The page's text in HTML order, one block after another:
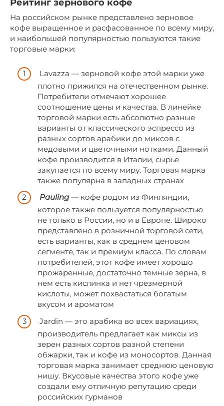
Рейтинг зернового кофе
На российском рынке представлено зерновое
кофе выращенное и расфасованное по всему миру,
и наибольшей популярностью пользуются такие
торговые марки:
Lavazza — зерновой кофе этой марки уже
плотно прижился на отечественном рынке.
Потребители отмечают хорошее
соотношение цены и качества. В линейке
торговой марки есть абсолютно разные
варианты от классического эспрессо из
разных сортов арабики до миксов с
медовыми и цветочными нотками. Данный
кофе производится в Италии, сырье
закупается по всему миру. Торговая марка
также популярна в западных странах
Pauling — кофе родом из Финляндии,
которое также пользуется популярностью
не только в России, но и в Европе. Широко
представлено в розничной торговой сети,
есть варианты, как в среднем ценовом
сегменте, так и премиум класса. По словам
потребителей, этот кофе имеет хорошо
прожаренные, достаточно темные зерна, в
нем есть кислинка и нет чрезмерной
кислоты, может похвастаться богатым
вкусом и ароматом
Jardin — это арабика во всех вариациях,
производитель предлагает как миксы из
зерен разных сортов разной степени
обжарки, так и кофе из моносортов. Данная
торговая марка занимает среднюю ценовую
нишу. Вкусовые качества этого кофе уже
создали ему отличную репутацию среди
российских гурманов